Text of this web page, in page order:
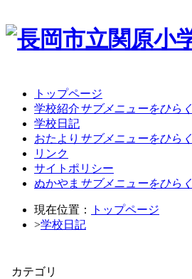
トップページ
学校紹介サブメニューをひらく
学校日記
おたより サブメニューをひらく
リンク
サイトポリシー
ぬかやま サブメニューをひらく
現在位置：
トップページ
>学校日記